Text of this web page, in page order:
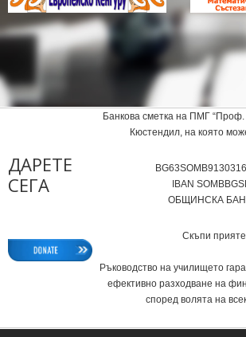
ДАРЕТЕ
СЕГА
Банкова сметка на ПМГ “Проф.
Кюстендил, на която
IВAN
ОБЩИНСКА
Скъпи
Ръководство на училището
ефективно разходване на
според волята на